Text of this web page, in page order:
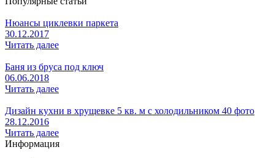
Нюансы циклевки паркета
30.12.2017
Читать далее
Баня из бруса под ключ
06.06.2018
Читать далее
Дизайн кухни в хрущевке 5 кв. м с холодильником 40 фото
28.12.2016
Читать далее
Информация